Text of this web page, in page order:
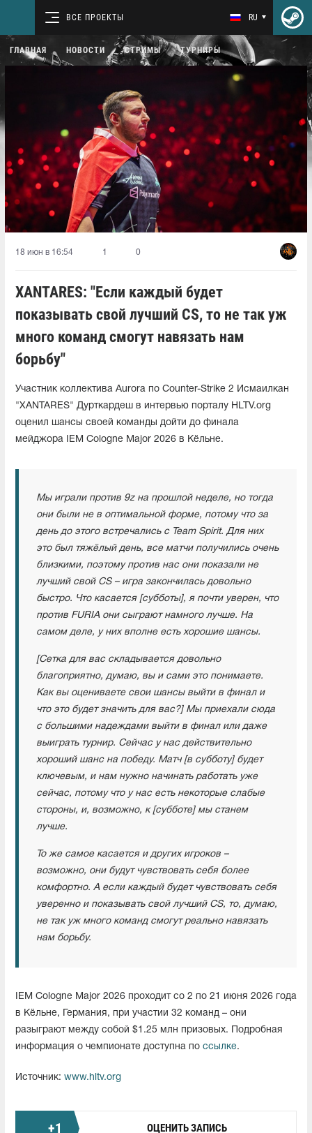
ВСЕ ПРОЕКТЫ RU
ГЛАВНАЯ НОВОСТИ СТРИМЫ ТУРНИРЫ
18 июн в 16:54 1 0
XANTARES: "Если каждый будет
показывать свой лучший CS, то не так уж
много команд смогут навязать нам
борьбу"
Участник коллектива Aurora по Counter-Strike 2 Исмаилкан
"XANTARES" Дурткардеш в интервью порталу HLTV.org
оценил шансы своей команды дойти до финала
мейджора IEM Cologne Major 2026 в Кёльне.
Мы играли против 9z на прошлой неделе, но тогда
они были не в оптимальной форме, потому что за
день до этого встречались с Team Spirit. Для них
это был тяжёлый день, все матчи получились очень
близкими, поэтому против нас они показали не
лучший свой CS – игра закончилась довольно
быстро. Что касается [субботы], я почти уверен, что
против FURIA они сыграют намного лучше. На
самом деле, у них вполне есть хорошие шансы.
[Сетка для вас складывается довольно
благоприятно, думаю, вы и сами это понимаете.
Как вы оцениваете свои шансы выйти в финал и
что это будет значить для вас?] Мы приехали сюда
с большими надеждами выйти в финал или даже
выиграть турнир. Сейчас у нас действительно
хороший шанс на победу. Матч [в субботу] будет
ключевым, и нам нужно начинать работать уже
сейчас, потому что у нас есть некоторые слабые
стороны, и, возможно, к [субботе] мы станем
лучше.
То же самое касается и других игроков –
возможно, они будут чувствовать себя более
комфортно. А если каждый будет чувствовать себя
уверенно и показывать свой лучший CS, то, думаю,
не так уж много команд смогут реально навязать
нам борьбу.
IEM Cologne Major 2026 проходит со 2 по 21 июня 2026 года
в Кёльне, Германия, при участии 32 команд – они
разыграют между собой $1.25 млн призовых. Подробная
информация о чемпионате доступна по ссылке.
Источник: www.hltv.org
+1 ОЦЕНИТЬ ЗАПИСЬ